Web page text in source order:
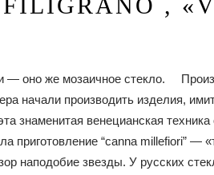
оно же мозаичное стекло.
начали производить изделия,
знаменитая венецианская
“canna millefiori” —
наподобие звезды. У русских